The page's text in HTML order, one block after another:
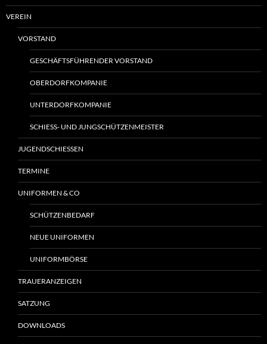
VEREIN
VORSTAND
GESCHÄFTSFÜHRENDER VORSTAND
OBERDORFKOMPANIE
UNTERDORFKOMPANIE
SCHIESS- UND JUNGSCHÜTZENMEISTER
JUGENDSCHIESSEN
TERMINE
UNIFORMEN & CO
SCHÜTZENBEDARF
NEUE UNIFORMEN
UNIFORMBÖRSE
TRAUERANZEIGEN
SATZUNG
DOWNLOADS